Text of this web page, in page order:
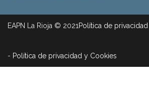
EAPN La Rioja © 2021 Política de
- Política de privacidad y Cookies